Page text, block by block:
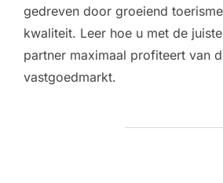
gedreven door groeiend
kwaliteit. Leer hoe u met de
partner maximaal profiteert van
vastgoedmarkt.